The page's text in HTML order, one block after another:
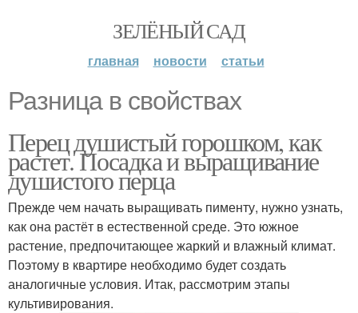
ЗЕЛЁНЫЙ САД
главная новости статьи
Разница в свойствах
Перец душистый горошком, как
растет. Посадка и выращивание
душистого перца
Прежде чем начать выращивать пименту, нужно узнать,
как она растёт в естественной среде. Это южное
растение, предпочитающее жаркий и влажный климат.
Поэтому в квартире необходимо будет создать
аналогичные условия. Итак, рассмотрим этапы
культивирования.